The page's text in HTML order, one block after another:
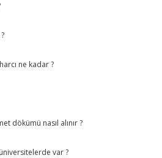
ne kadar ?
dökümü nasıl alınır ?
var ?